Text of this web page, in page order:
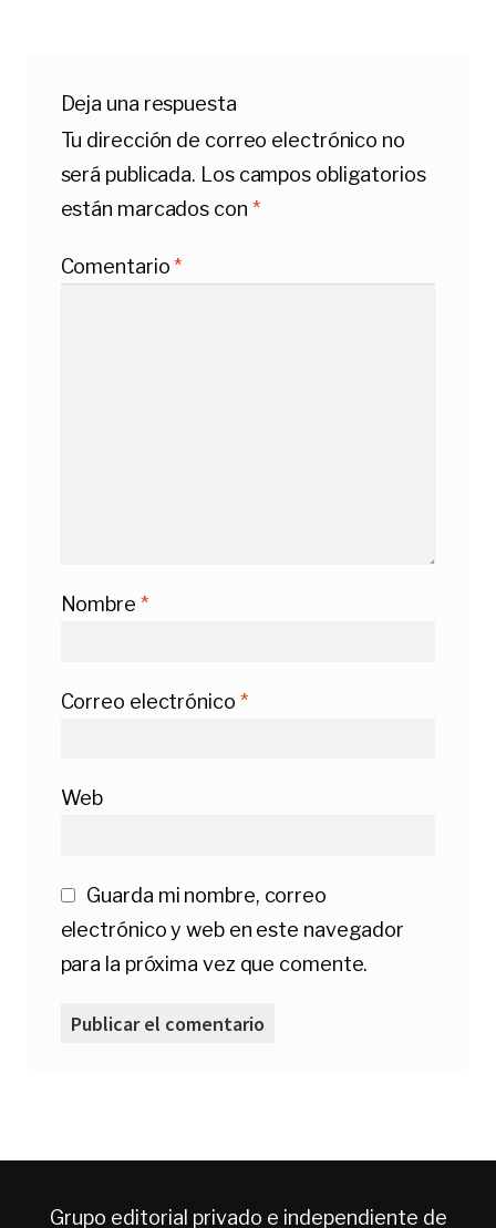
Deja una respuesta
Tu dirección de correo electrónico no
será publicada. Los campos obligatorios
están marcados con *
Comentario*
Nombre *
Correo electrónico *
Web
Guarda mi nombre, correo
electrónico y web en este navegador
para la próxima vez que comente.
Grupo editorial privado e independiente de